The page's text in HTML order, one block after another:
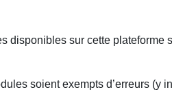
disponibles sur cette
soient exempts d’erreurs